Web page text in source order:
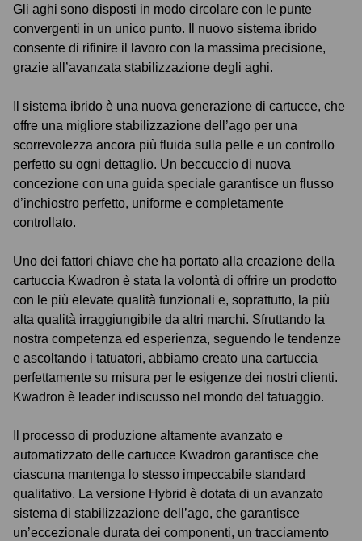
Gli aghi sono disposti in modo circolare con le punte
convergenti in un unico punto. Il nuovo sistema ibrido
consente di rifinire il lavoro con la massima precisione,
grazie all’avanzata stabilizzazione degli aghi.
Il sistema ibrido è una nuova generazione di cartucce, che
offre una migliore stabilizzazione dell’ago per una
scorrevolezza ancora più fluida sulla pelle e un controllo
perfetto su ogni dettaglio. Un beccuccio di nuova
concezione con una guida speciale garantisce un flusso
d’inchiostro perfetto, uniforme e completamente
controllato.
Uno dei fattori chiave che ha portato alla creazione della
cartuccia Kwadron è stata la volontà di offrire un prodotto
con le più elevate qualità funzionali e, soprattutto, la più
alta qualità irraggiungibile da altri marchi. Sfruttando la
nostra competenza ed esperienza, seguendo le tendenze
e ascoltando i tatuatori, abbiamo creato una cartuccia
perfettamente su misura per le esigenze dei nostri clienti.
Kwadron è leader indiscusso nel mondo del tatuaggio.
Il processo di produzione altamente avanzato e
automatizzato delle cartucce Kwadron garantisce che
ciascuna mantenga lo stesso impeccabile standard
qualitativo. La versione Hybrid è dotata di un avanzato
sistema di stabilizzazione dell’ago, che garantisce
un’eccezionale durata dei componenti, un tracciamento